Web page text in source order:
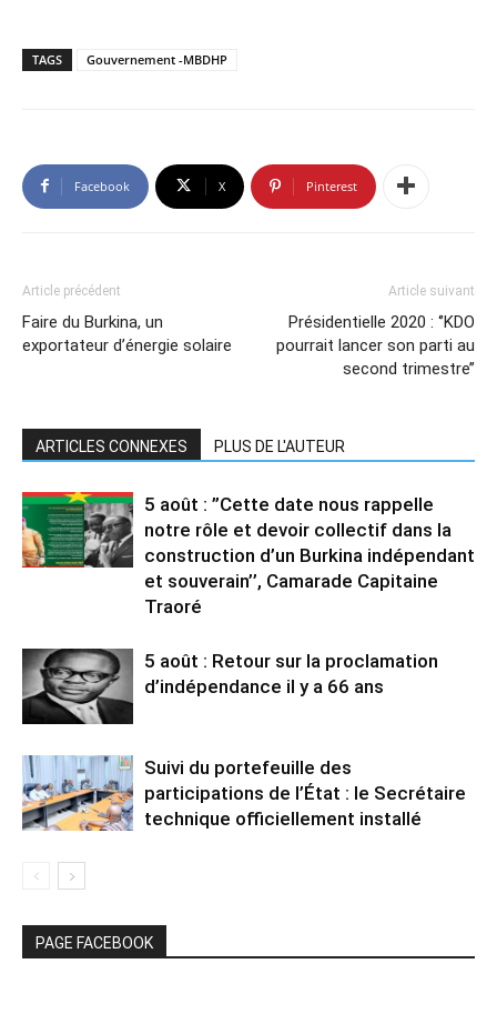
TAGS Gouvernement -MBDHP
Facebook X Pinterest
Article précédent
Faire du Burkina, un
exportateur d’énergie solaire
Article suivant
Présidentielle 2020 : ‘’KDO
pourrait lancer son parti au
second trimestre’’
ARTICLES CONNEXES PLUS DE L'AUTEUR
5 août : ”Cette date nous rappelle
notre rôle et devoir collectif dans la
construction d’un Burkina indépendant
et souverain’’, Camarade Capitaine
Traoré
5 août : Retour sur la proclamation
d’indépendance il y a 66 ans
Suivi du portefeuille des
participations de l’État : le Secrétaire
technique officiellement installé
PAGE FACEBOOK